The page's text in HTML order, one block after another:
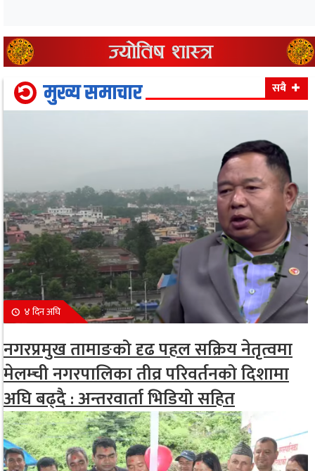
मुख्य समाचार सबै
४ दिन अघि
नगरप्रमुख तामाङको दृढ पहल सक्रिय नेतृत्वमा
मेलम्ची नगरपालिका तीव्र परिवर्तनको दिशामा
अघि बढ्दै : अन्तरवार्ता भिडियो सहित